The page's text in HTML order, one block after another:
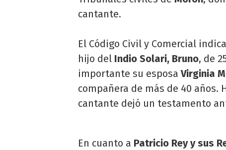
cantante.
El Código Civil y Comercial
hijo del Indio Solari, Bruno, de
importante su esposaVirginia
compañera de más de 40
cantante dejó un testamento
En cuanto a Patricio Rey y sus